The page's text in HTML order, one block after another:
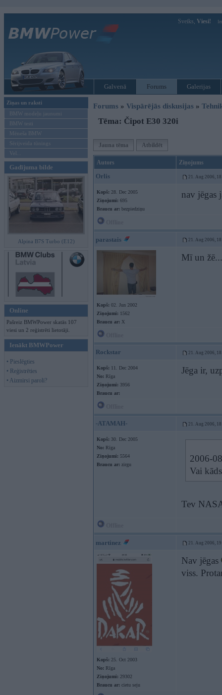
Sveiks, Viesi!
Galvenā Forums Galerijas
Ziņas un raksti
BMW modeļu jaunumi
BMW testi
Mēneša BMW
Sērijveida tūnings
Vel...
Gadījuma bilde
Alpina B7S Turbo (E12)
Online
Pašreiz BMWPower skatās 107
viesi un 2 reģistrēti lietotāji.
Ienākt BMWPower
• Pieslēgties
• Reģistrēties
• Aizmirsi paroli?
Forums » Vispārējās diskusijas »
Tēma: Čipot E30 320i
Jauna tēma Atbildēt
Autors Ziņojums
Orlis 21. Aug 2006,
Kopš: 28. Dec 2005
Ziņojumi: 695
Braucu ar: bezpiedziņu
nav jēgas
parastais 21. Aug 2006,
Kopš: 02. Jun 2002
Ziņojumi: 1562
Braucu ar: X
Mī un
Rockstar 21. Aug 2006,
Kopš: 11. Dec 2004
No: Rīga
Ziņojumi: 3956
Braucu ar:
Jēga ir,
-ATAMAH- 21. Aug 2006,
Kopš: 30. Dec 2005
No: Rīga
Ziņojumi: 5564
Braucu ar: zirgu
2006-
Vai
Tev
martinez 21. Aug 2006,
Kopš: 25. Oct 2003
No: Rīga
Ziņojumi: 29302
Braucu ar: cietu seju
Nav jēgas
viss.